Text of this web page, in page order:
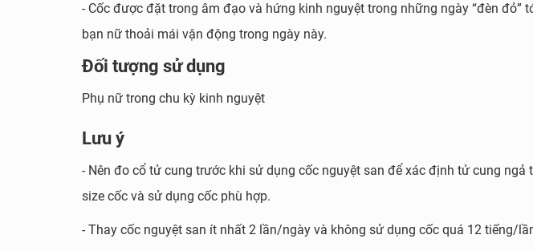
- Cốc được đặt trong âm đạo và hứng kinh nguyệt trong những ngày “đèn đỏ”
bạn nữ thoải mái vận động trong ngày này.
Đối tượng sử dụng
Phụ nữ trong chu kỳ kinh nguyệt
Lưu ý
- Nên đo cổ tử cung trước khi sử dụng cốc nguyệt san để xác định tử cung ngả
size cốc và sử dụng cốc phù hợp.
- Thay cốc nguyệt san ít nhất 2 lần/ngày và không sử dụng cốc quá 12 tiếng/